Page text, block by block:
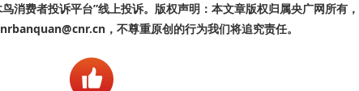
消费者投诉平台”线上投诉。版权声明：本文章版权归属央广网所有，
，不尊重原创的行为我们将追究责任。